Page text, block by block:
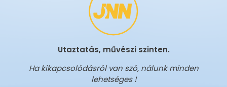
Utaztatás, művészi szinten.
Ha kikapcsolódásról van szó, nálunk minden
lehetséges !